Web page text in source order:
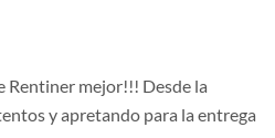
Rentiner mejor!!! Desde la
y apretando para la entrega